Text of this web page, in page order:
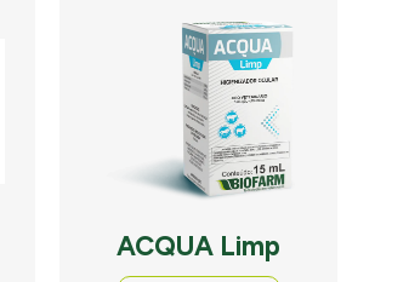
ACQUA Limp